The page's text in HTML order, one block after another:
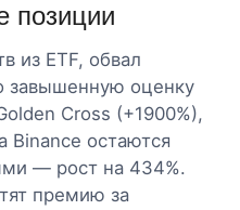
позиции
из ETF, обвал
завышенную оценку
Cross (+1900%),
Binance остаются
— рост на 434%.
премию за